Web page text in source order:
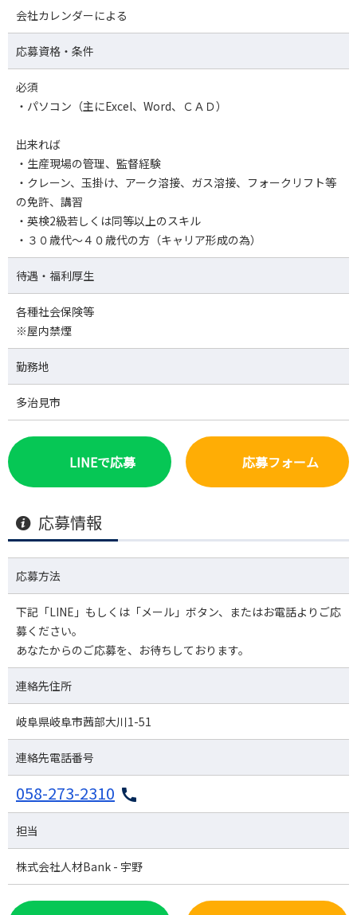
会社カレンダーによる
応募資格・条件
必須
・パソコン（主にExcel、Word、ＣＡＤ）
出来れば
・生産現場の管理、監督経験
・クレーン、玉掛け、アーク溶接、ガス溶接、フォークリフト等
の免許、講習
・英検2級若しくは同等以上のスキル
・３０歳代～４０歳代の方（キャリア形成の為）
待遇・福利厚生
各種社会保険等
※屋内禁煙
勤務地
多治見市
LINEで応募 応募フォーム
応募情報
応募方法
下記「LINE」もしくは「メール」ボタン、またはお電話よりご応
募ください。
あなたからのご応募を、お待ちしております。
連絡先住所
岐阜県岐阜市茜部大川1-51
連絡先電話番号
058-273-2310
担当
株式会社人材Bank - 宇野